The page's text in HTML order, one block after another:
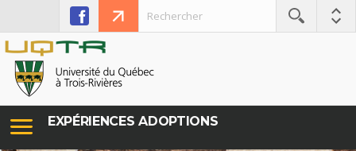
EXPÉRIENCES ADOPTIONS